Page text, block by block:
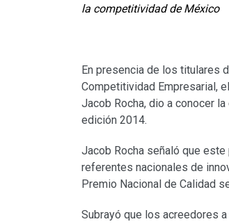
la competitividad de México
En presencia de los titulares
Competitividad Empresarial,
Jacob Rocha, dio a conocer
edición 2014.
Jacob Rocha señaló que
referentes nacionales de
Premio Nacional de Calidad
Subrayó que los acreedores